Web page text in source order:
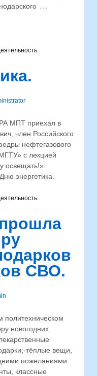
…
МПТ приехал в
член Российского
нефтегазового
с лекцией
освещать!».
энергетика.
СВО.
политехническом
новогодних
тёплые вещи,
пожеланиями
классные